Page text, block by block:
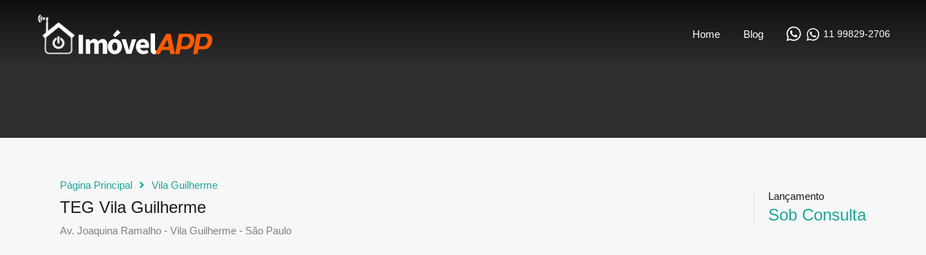
Home Blog 11 99829-2706
Página Principal Vila Guilherme
TEG Vila Guilherme
Av. Joaquina Ramalho - Vila Guilherme - São Paulo
Lançamento
Sob Consulta